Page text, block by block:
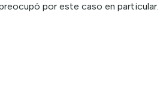
por este caso en particular.